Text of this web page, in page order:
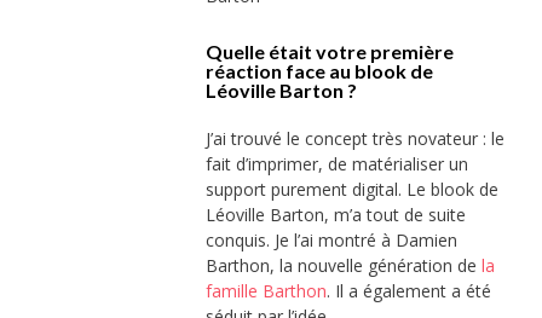
Quelle était votre première
réaction face au blook de
Léoville Barton ?
J’ai trouvé le concept très novateur : le
fait d’imprimer, de matérialiser un
support purement digital. Le blook de
Léoville Barton, m’a tout de suite
conquis. Je l’ai montré à Damien
Barthon, la nouvelle génération de la
famille Barthon. Il a également a été